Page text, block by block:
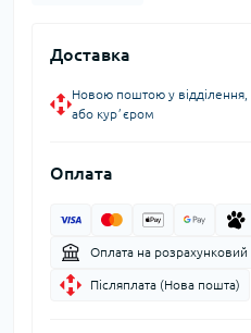
Доставка
Новою поштою у
або курʼєром
Оплата
Оплата на розрахунковий
Післяплата (Нова пошта)